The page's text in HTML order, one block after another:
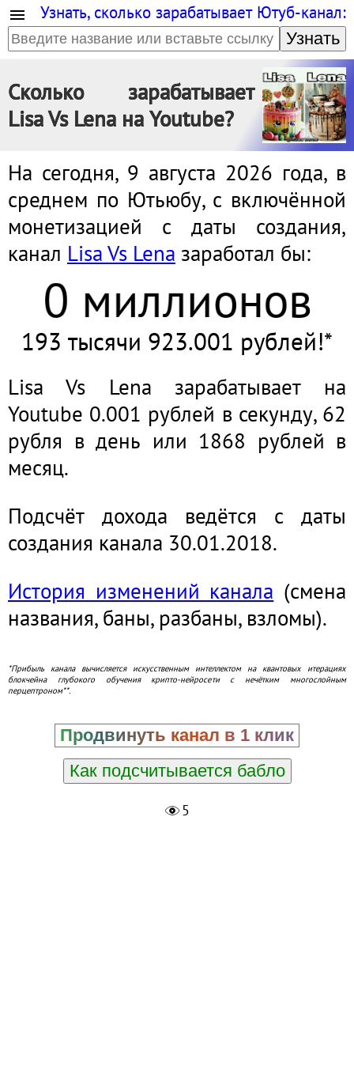
Узнать, сколько зарабатывает Ютуб-канал:
Узнать
Сколько зарабатывает
Lisa Vs Lena на Youtube?
На сегодня, 9 августа 2026 года, в
среднем по Ютьюбу, с включённой
монетизацией с даты создания,
канал Lisa Vs Lena заработал бы:
0 миллионов
193 тысячи 923.001 рублей!*
Lisa Vs Lena зарабатывает на
Youtube 0.001 рублей в секунду, 62
рубля в день или 1868 рублей в
месяц.
Подсчёт дохода ведётся с даты
создания канала 30.01.2018.
История изменений канала (смена
названия, баны, разбаны, взломы).
*Прибыль канала вычисляется искусственным интеллектом на квантовых итерациях
блокчейна глубокого обучения крипто-нейросети с нечётким многослойным
перцептроном**.
Продвинуть канал в 1 клик
Как подсчитывается бабло
5